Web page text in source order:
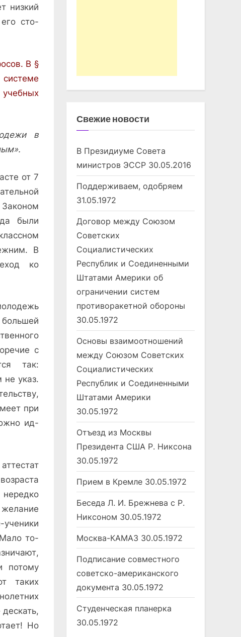
низкий
его сто­
В §
в
от 7
были
В
ко
большей
с
так:
не указ.
при
ид­
ученики
Мало то­
потому
таких
Но
Свежие новости
В Президиуме Совета
министров ЭССР 30.05.2016
Поддерживаем, одобряем
31.05.1972
Договор между Союзом
Советских
Социалистических
Республик и Соединенными
Штатами Америки об
ограничении систем
противоракетной обороны
30.05.1972
Основы взаимоотношений
между Союзом Советских
Социалистических
Республик и Соединенными
Штатами Америки
30.05.1972
Отъезд из Москвы
Президента США Р. Никсона
30.05.1972
Прием в Кремле 30.05.1972
Беседа Л. И. Брежнева с Р.
Никсоном 30.05.1972
Москва-КАМАЗ 30.05.1972
Подписание совместного
советско-американского
документа 30.05.1972
Студенческая планерка
30.05.1972